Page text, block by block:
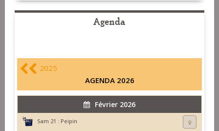
Agenda
2025
AGENDA 2026
Février 2026
Sam 21 : Peipin